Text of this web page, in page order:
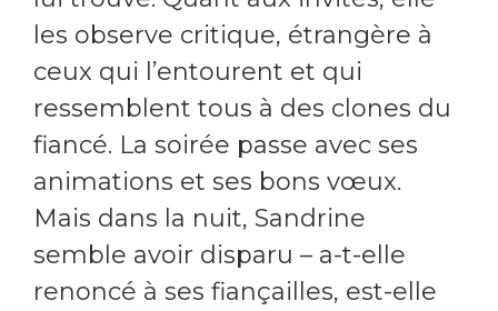
les observe critique, étrangère à
ceux qui l’entourent et qui
ressemblent tous à des clones du
fiancé. La soirée passe avec ses
animations et ses bons vœux.
Mais dans la nuit, Sandrine
semble avoir disparu – a-t-elle
renoncé à ses fiançailles, est-elle